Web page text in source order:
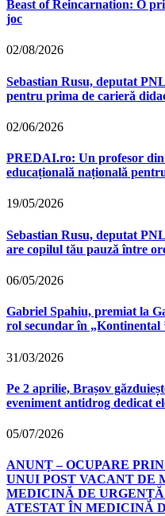
Beast of Reincarnation: O
joc
02/08/2026
Sebastian Rusu, deputat
pentru prima de carieră
02/06/2026
PREDAI.ro: Un profesor din
educațională națională
19/05/2026
Sebastian Rusu, deputat
are copilul tău pauză între
06/05/2026
Gabriel Spahiu, premiat la
rol secundar în „Kontinental
31/03/2026
Pe 2 aprilie, Brașov
eveniment antidrog dedicat
05/07/2026
ANUNȚ – OCUPARE
UNUI POST VACANT DE
MEDICINĂ DE
ATESTAT ÎN MEDICINĂ